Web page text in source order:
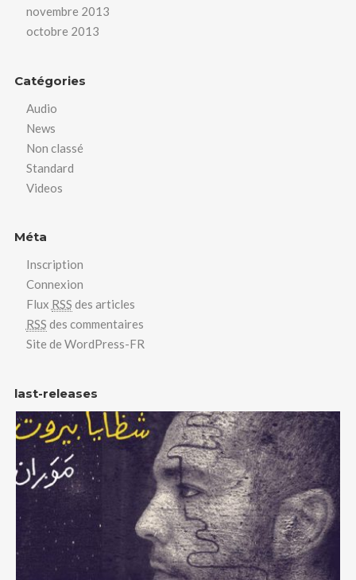
novembre 2013
octobre 2013
Catégories
Audio
News
Non classé
Standard
Videos
Méta
Inscription
Connexion
Flux RSS des articles
RSS des commentaires
Site de WordPress-FR
last-releases